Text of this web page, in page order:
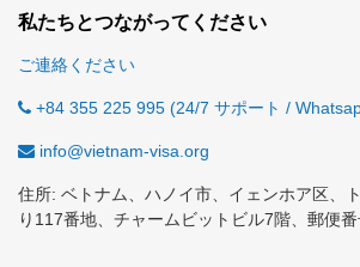
私たちとつながってください
ご連絡ください
+84 355 225 995 (24/7 サポート /
info@vietnam-visa.org
住所: ベトナム、ハノイ市、イェンホア区、
り117番地、チャームビットビル7階、郵便